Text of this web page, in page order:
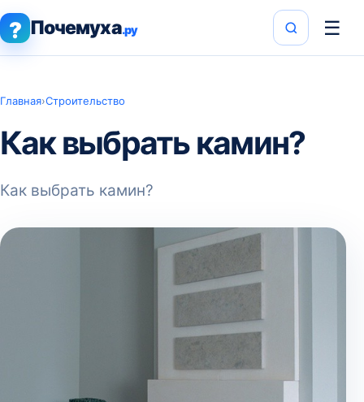
? Почемуха.ру ☰
Главная›Строительство
Как выбрать камин?
Как выбрать камин?